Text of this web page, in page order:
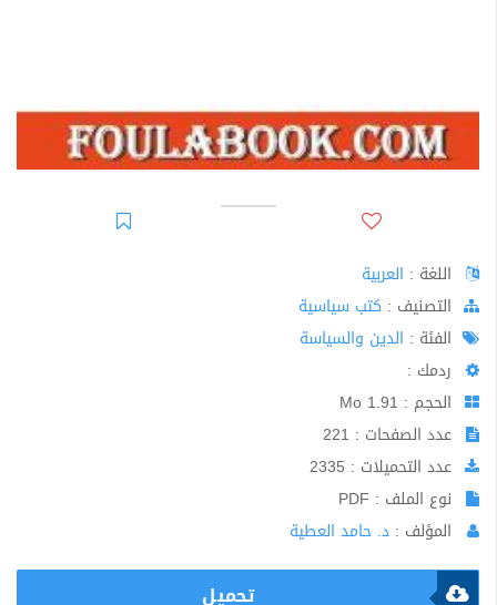
اللغة : العربية
اﻟﺘﺼﻨﻴﻒ : كتب سياسية
الفئة : الدين والسياسة
ردمك :
الحجم : 1.91 Mo
عدد الصفحات : 221
عدد التحميلات : 2335
نوع الملف : PDF
المؤلف : د. حامد العطية
تحميل